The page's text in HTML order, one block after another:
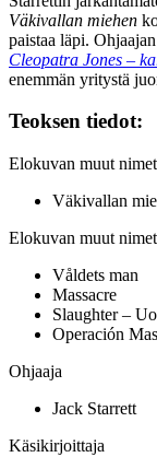
Väkivallan miehen
paistaa läpi.
Cleopatra Jones –
enemmän yritystä
Teoksen tiedot:
Elokuvan muut nimet
Väkivallan
Elokuvan muut nimet
Våldets man
Massacre
Slaughter –
Operación
Ohjaaja
Jack Starrett
Käsikirjoittaja